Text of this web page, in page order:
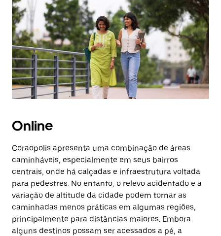
Online
Coraopolis apresenta uma combinação de áreas
caminháveis, especialmente em seus bairros
centrais, onde há calçadas e infraestrutura voltada
para pedestres. No entanto, o relevo acidentado e a
variação de altitude da cidade podem tornar as
caminhadas menos práticas em algumas regiões,
principalmente para distâncias maiores. Embora
alguns destinos possam ser acessados a pé, a